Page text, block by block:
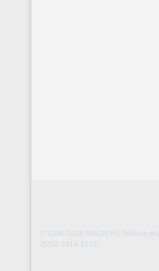
© 1996-2018 INNOV.RU (Иннов.ру)
ISSN: 2414-5122